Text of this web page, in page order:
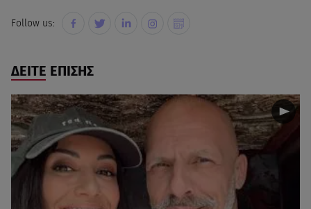
Follow us:
ΔΕΙΤΕ ΕΠΙΣΗΣ